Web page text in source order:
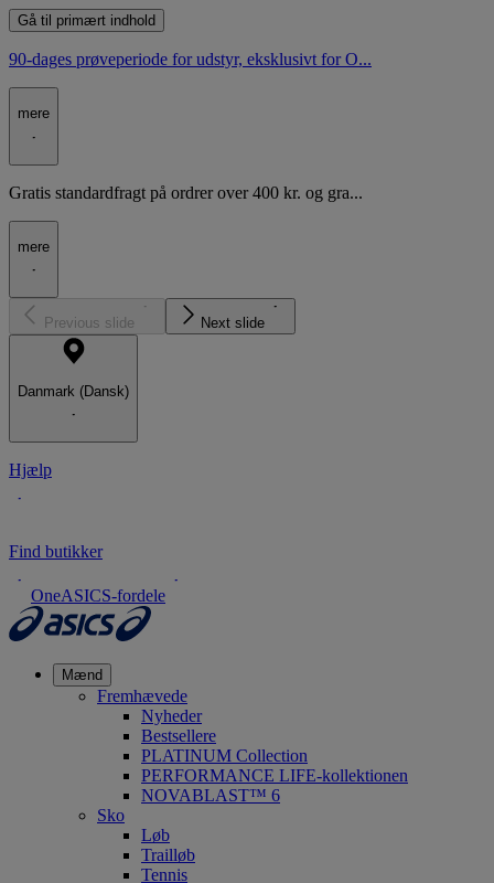
Gå til primært indhold
90-dages prøveperiode for udstyr, eksklusivt for O...
mere
Gratis standardfragt på ordrer over 400 kr. og gra...
mere
Previous slide Next slide
Danmark (Dansk)
Hjælp
Find butikker
OneASICS-fordele
Mænd
Fremhævede
Nyheder
Bestsellere
PLATINUM Collection
PERFORMANCE LIFE-kollektionen
NOVABLAST™ 6
Sko
Løb
Trailløb
Tennis